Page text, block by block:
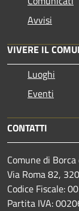
Avvisi
VIVERE IL
Luoghi
Eventi
CONTATTI
Comune di Borca
Via Roma 82,
Codice Fiscale:
Partita IVA: